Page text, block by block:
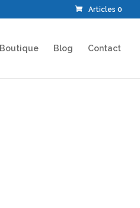
Articles 0
Boutique Blog Contact